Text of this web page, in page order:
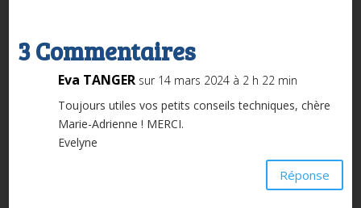
3 Commentaires
Eva TANGER sur 14 mars 2024 à 2 h 22 min
Toujours utiles vos petits conseils techniques, chère
Marie-Adrienne ! MERCI.
Evelyne
Réponse